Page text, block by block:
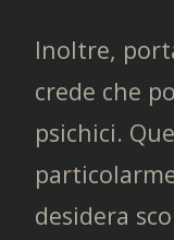
Inoltre,
crede che
psichici.
desidera